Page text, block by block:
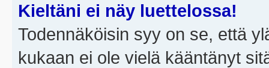
Kieltäni ei näy luettelossa!
Todennäköisin syy on se, että
kukaan ei ole vielä kääntänyt